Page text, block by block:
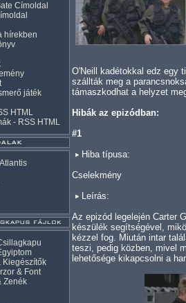
Címoldal
hírekben
játék
HTML
- RSS HTML
Kiegészítők
& Font
Zenék
O'Neill kadétokkal edz egy
szállták meg a
támaszkodhat a helyzet
Hibák az epizódban:
#1
Hiba típusa:
Cselekmény
Leírás:
Az epizód legelején Carter
készülék segítségével,
kézzel fog. Miután intar
teszi, pedig közben, mivel
lehetősége kikapcsolni a